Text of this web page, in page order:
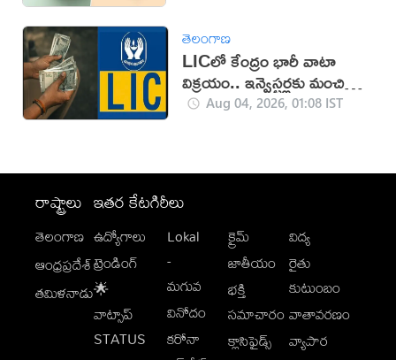
తెలంగాణ
LICలో కేంద్రం భారీ వాటా
విక్రయం.. ఇన్వెస్టర్లకు మంచి
ఛాన్స్Aug 04, 2026, 01:08 IST
రాష్ట్రాలు
తెలంగాణ
ఆంధ్రప్రదేశ్
తమిళనాడు
ఇతర కేటగిరీలు
ఉద్యోగాలు
ట్రెండింగ్
🌟
వాట్సాప్
STATUS
Lokal
-
మగువ
వినోదం
కరోనా
క్రైమ్
జాతీయం
భక్తి
సమాచారం
క్లాసిఫైడ్స్
విద్య
రైతు
కుటుంబం
వాతావరణం
వ్యాపార